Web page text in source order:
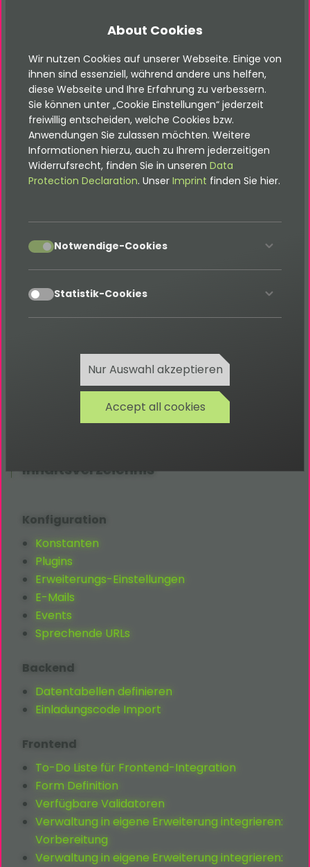
Administrations-Bereichen
Intranet und Applikationen
Frontend-Benutzer Liste mit Detailansicht im
Frontend, zum Anzeigen deines Teams oder
Benutzer
Frontend-Benutzer Adressen mit
Adressenverwaltung im Frontend, bspw. für
abweichende und auswählbare Adressen
Wenn ein zusätzliches oder individuelles Feature
Links:
Modules Dokumentation
Modules Repository
TYPO3 Modules Produktdetails
TYPO3 Modules Dokumentation
TYPO3 Modules Download
Inhaltsverzeichnis
Konfiguration
Konstanten
Plugins
Erweiterungs-Einstellungen
E-Mails
Events
Sprechende URLs
Backend
Datentabellen definieren
Einladungscode Import
Frontend
To-Do Liste für Frontend-Integration
Form Definition
Verfügbare Validatoren
Verwaltung in eigene Erweiterung integrieren:
Vorbereitung
Verwaltung in eigene Erweiterung integrieren:
About Cookies
Wir nutzen Cookies auf unserer Webseite. Einige von
ihnen sind essenziell, während andere uns helfen,
diese Webseite und Ihre Erfahrung zu verbessern.
Sie können unter „Cookie Einstellungen“ jederzeit
freiwillig entscheiden, welche Cookies bzw.
Anwendungen Sie zulassen möchten. Weitere
Informationen hierzu, auch zu Ihrem jederzeitigen
Widerrufsrecht, finden Sie in unseren Data
Protection Declaration. Unser Imprint finden Sie hier.
accept Notwendige-Cookies
accept Statistik-Cookies
Nur Auswahl akzeptieren
Accept all cookies